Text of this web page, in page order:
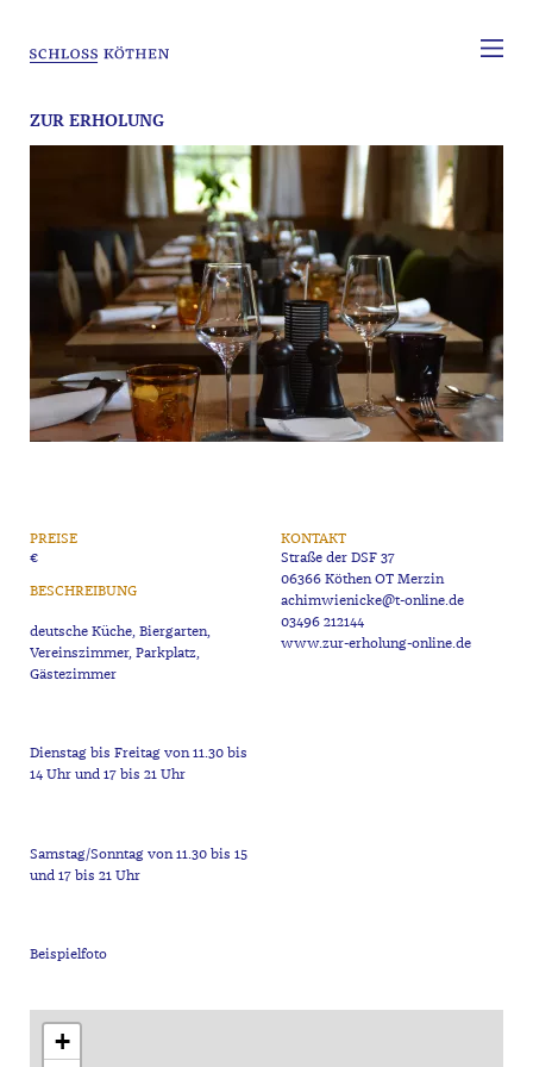
ZUR ERHOLUNG
PREISE
€
BESCHREIBUNG
deutsche Küche, Biergarten,
Vereinszimmer, Parkplatz,
Gästezimmer
Dienstag bis Freitag von 11.30 bis
14 Uhr und 17 bis 21 Uhr
Samstag/Sonntag von 11.30 bis 15
und 17 bis 21 Uhr
Beispielfoto
KONTAKT
Straße der DSF 37
06366 Köthen OT Merzin
achimwienicke@t-online.de
03496 212144
www.zur-erholung-online.de
+